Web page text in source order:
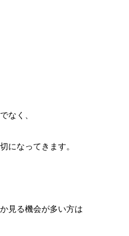
なく、
になってきます。
見る機会が多い方は